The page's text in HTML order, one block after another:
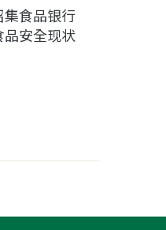
集食品银行
品安全现状